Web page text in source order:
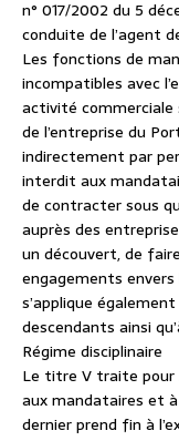
n° 017/2002 du 5
conduite de l’agent
Les fonctions de
incompatibles avec
activité commerciale
de l’entreprise du
indirectement par
interdit aux
de contracter sous
auprès des
un découvert, de
engagements
s’applique
descendants ainsi
Régime disciplinaire
Le titre V traite pour
aux mandataires et
dernier prend fin à